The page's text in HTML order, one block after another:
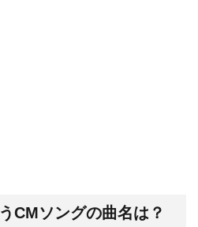
CMソングの曲名は？